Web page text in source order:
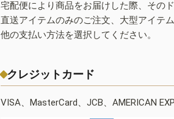
宅配便により商品をお届けした際、その
直送アイテムのみのご注文、大型アイテ
他の支払い方法を選択してください。
クレジットカード
VISA、MasterCard、JCB、AMERICAN